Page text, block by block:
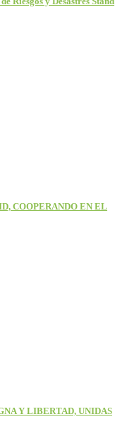
COOPERANDO EN EL
Y LIBERTAD, UNIDAS